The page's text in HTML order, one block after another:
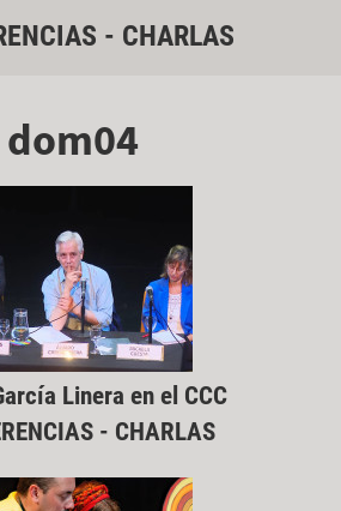
- CHARLAS
dom04
Linera en el CCC
- CHARLAS